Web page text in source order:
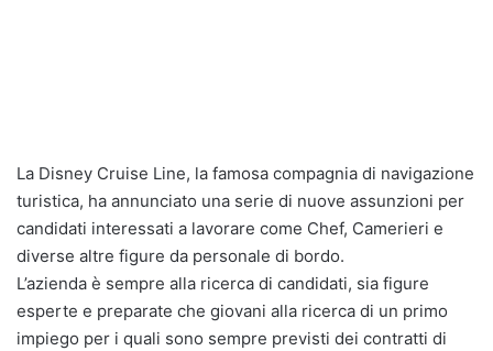
La Disney Cruise Line, la famosa compagnia di navigazione
turistica, ha annunciato una serie di nuove assunzioni per
candidati interessati a lavorare come Chef, Camerieri e
diverse altre figure da personale di bordo.
L’azienda è sempre alla ricerca di candidati, sia figure
esperte e preparate che giovani alla ricerca di un primo
impiego per i quali sono sempre previsti dei contratti di